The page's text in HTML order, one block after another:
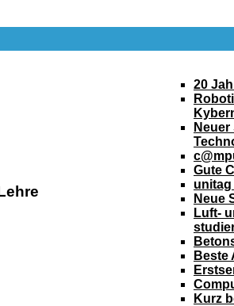
20
Gute
unitag
Neue
Luft-
Beste
Kurz